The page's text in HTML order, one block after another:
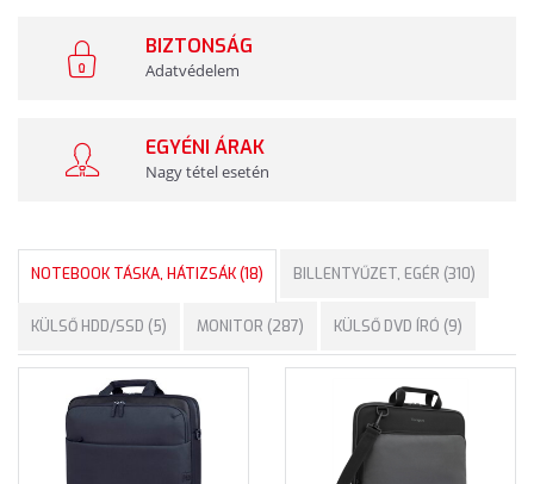
BIZTONSÁG
Adatvédelem
EGYÉNI ÁRAK
Nagy tétel esetén
NOTEBOOK TÁSKA, HÁTIZSÁK (18) BILLENTYŰZET, EGÉR (310)
KÜLSŐ HDD/SSD (5) MONITOR (287) KÜLSŐ DVD ÍRÓ (9)